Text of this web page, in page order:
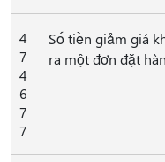
4
7
4
6
7
7
Số tiền giảm giá
ra một đơn đặt